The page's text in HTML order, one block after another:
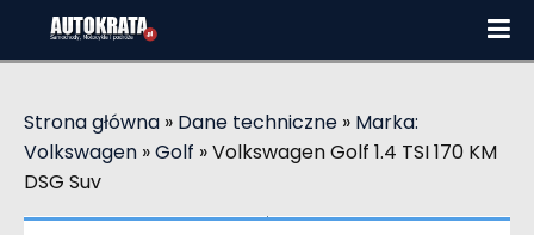
Strona główna » Dane techniczne » Marka:
Volkswagen »Golf »Volkswagen Golf 1.4 TSI 170 KM
DSG Suv